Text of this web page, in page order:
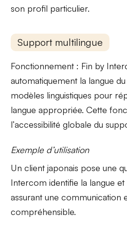
son profil particulier.
Support multilingue
Fonctionnement : Fin by
automatiquement la langue
modèles linguistiques pour
langue appropriée. Cette
l’accessibilité globale du
Exemple d’utilisation
Un client japonais pose une
Intercom identifie la langue
assurant une communication
compréhensible.